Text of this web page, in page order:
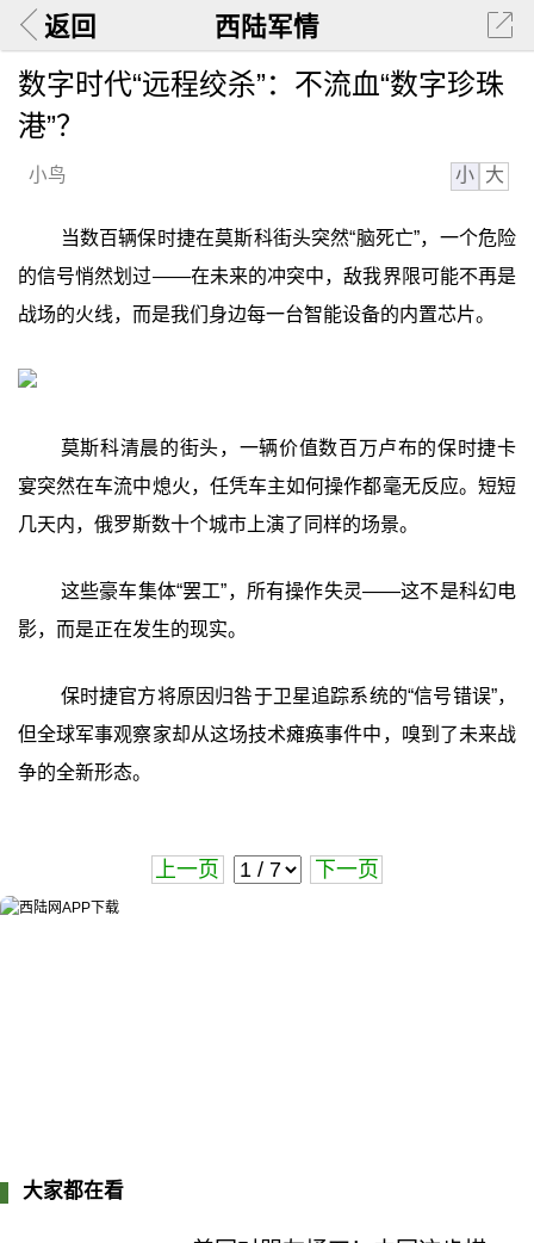
返回 西陆军情
数字时代“远程绞杀”：不流血“数字珍珠
港”？
小鸟 小 大
当数百辆保时捷在莫斯科街头突然“脑死亡”，一个危险
的信号悄然划过——在未来的冲突中，敌我界限可能不再是
战场的火线，而是我们身边每一台智能设备的内置芯片。
莫斯科清晨的街头，一辆价值数百万卢布的保时捷卡
宴突然在车流中熄火，任凭车主如何操作都毫无反应。短短
几天内，俄罗斯数十个城市上演了同样的场景。
这些豪车集体“罢工”，所有操作失灵——这不是科幻电
影，而是正在发生的现实。
保时捷官方将原因归咎于卫星追踪系统的“信号错误”，
但全球军事观察家却从这场技术瘫痪事件中，嗅到了未来战
争的全新形态。
上一页 下一页
大家都在看